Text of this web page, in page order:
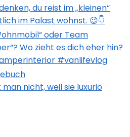
nicht, weil sie luxuriö